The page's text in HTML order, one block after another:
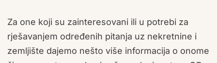
Za one koji su zainteresovani ili u potrebi za
rješavanjem određenih pitanja uz nekretnine i
zemljište dajemo nešto više informacija o onome